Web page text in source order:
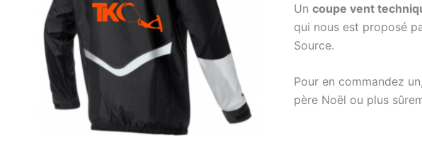
Un coupe vent
qui nous est proposé
Source.
Pour en commandez
père Noël ou plus